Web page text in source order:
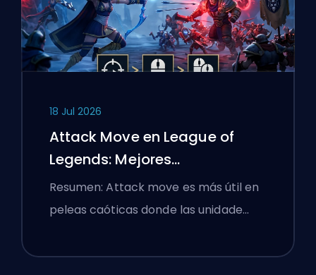
18 Jul 2026
Attack Move en League of
Legends: Mejores
Configuraciones
Resumen: Attack move es más útil en
peleas caóticas donde las unidade…